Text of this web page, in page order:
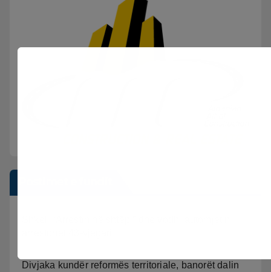
Divjaka kundër reformës territoriale, banorët dalin